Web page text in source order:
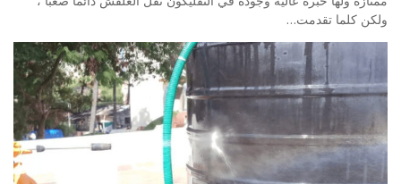
ولكن كلما تقدمت…